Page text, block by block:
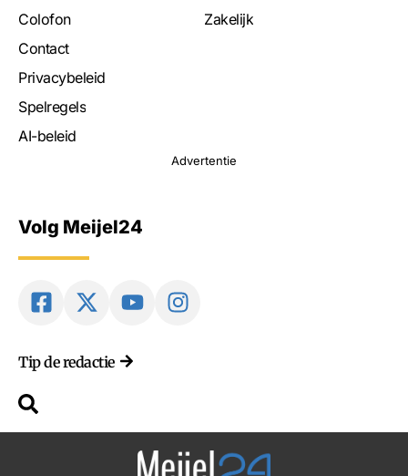
Colofon
Contact
Privacybeleid
Spelregels
AI-beleid
Zakelijk
Advertentie
Volg Meijel24
Tip de redactie